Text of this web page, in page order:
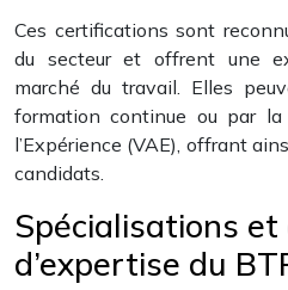
Ces certifications sont
du secteur et offrent une
marché du travail. Elles
formation continue ou par
l’Expérience (VAE), offrant
candidats.
Spécialisations et
d’expertise du